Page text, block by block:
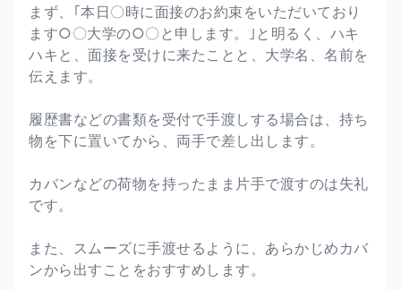
まず、｢本日〇時に面接のお約束をいただいており
ます○〇大学の○〇と申します。｣と明るく、ハキ
ハキと、面接を受けに来たことと、大学名、名前を
伝えます。
履歴書などの書類を受付で手渡しする場合は、持ち
物を下に置いてから、両手で差し出します。
カバンなどの荷物を持ったまま片手で渡すのは失礼
です。
また、スムーズに手渡せるように、あらかじめカバ
ンから出すことをおすすめします。